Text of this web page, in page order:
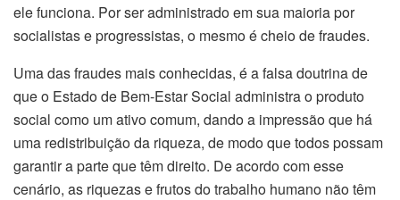
ele funciona. Por ser administrado em sua maioria por
socialistas e progressistas, o mesmo é cheio de fraudes.
Uma das fraudes mais conhecidas, é a falsa doutrina de
que o Estado de Bem-Estar Social administra o produto
social como um ativo comum, dando a impressão que há
uma redistribuição da riqueza, de modo que todos possam
garantir a parte que têm direito. De acordo com esse
cenário, as riquezas e frutos do trabalho humano não têm